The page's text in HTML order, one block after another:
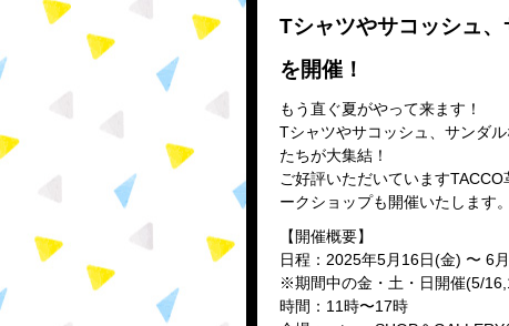
Tシャツやサコッシュ
を開催！
もう直ぐ夏がやって来ます！
Tシャツやサコッシュ、サンダ
たちが大集結！
ご好評いただいています
ークショップも開催いたします。
【開催概要】
日程：2025年5月16日(金) 〜 6
※期間中の金・土・日開催(5/
時間：11時〜17時